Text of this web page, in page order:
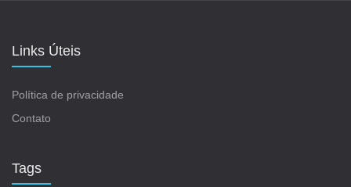
Links Úteis
Política de privacidade
Contato
Tags